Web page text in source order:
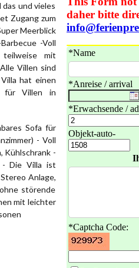
und vieles
Zugang zum
Meerblick
-Voll
teilweise mit
Villen sind
hat einen
für Villen in
Sofa für
- Voll
Kühlschrank -
- Die Villa ist
Anlage,
störende
mit leichter